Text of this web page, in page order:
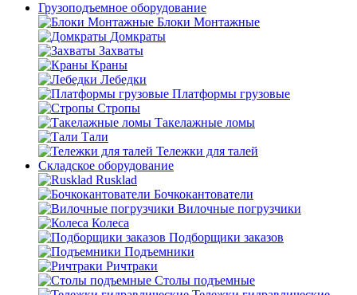
Грузоподъемное оборудование
Блоки Монтажные
Домкраты
Захваты
Краны
Лебедки
Платформы грузовые
Стропы
Такелажные ломы
Тали
Тележки для талей
Складское оборудование
Rusklad
Бочкокантователи
Вилочные погрузчики
Колеса
Подборщики заказов
Подъемники
Ричтраки
Столы подъемные